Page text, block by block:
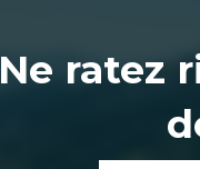
Ne ratez